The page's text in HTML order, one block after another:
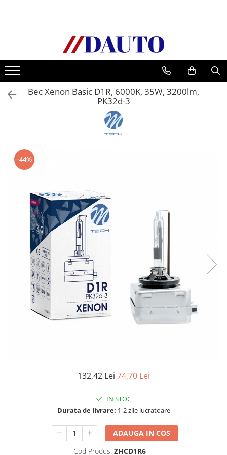
Bullbare, Suporti lumini camioane
Accesorii inox
DAF
CF Euro 6
DAF XF Euro 6
Daf XG
Mercedes Actros
Mercedes Actros MP2
Mercedes Actros MP3
Mercedes Actros MP4, MP5
Scania R S G P Next Generation
Bec Xenon Basic D1R, 6000K, 35W, 3200lm,
PK32d-3
-44%
132,42 Lei 74,70 Lei
IN STOC
Durata de livrare: 1-2 zile lucratoare
ADAUGA IN COS
Cod Produs: ZHCD1R6